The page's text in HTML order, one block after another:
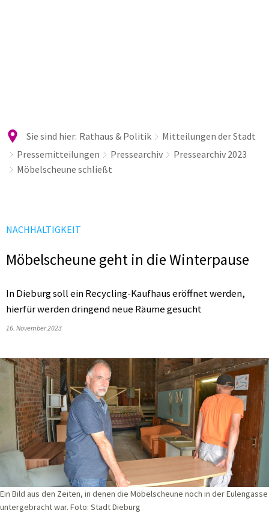
Sie sind hier: Rathaus & Politik
Mitteilungen der Stadt
Pressemitteilungen
Pressearchiv
Pressearchiv 2023
Möbelscheune schließt
NACHHALTIGKEIT
Möbelscheune geht in die Winterpause
In Dieburg soll ein Recycling-Kaufhaus eröffnet werden,
hierfür werden dringend neue Räume gesucht
16. November 2023
Ein Bild aus den Zeiten, in denen die Möbelscheune noch in der Eulengasse
untergebracht war. Foto: Stadt Dieburg